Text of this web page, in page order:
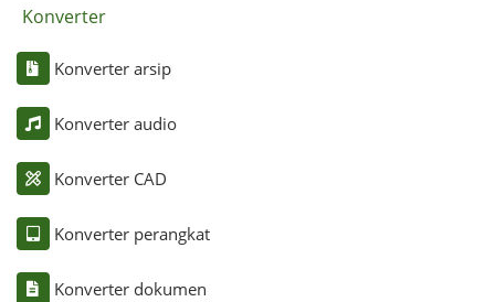
Konverter
Konverter arsip
Konverter audio
Konverter CAD
Konverter perangkat
Konverter dokumen